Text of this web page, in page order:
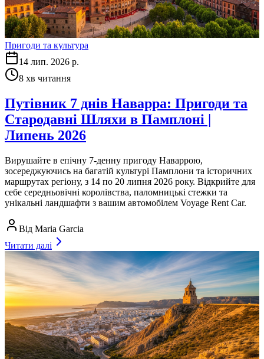
Пригоди та культура
14 лип. 2026 р.
8 хв читання
Путівник 7 днів Наварра: Пригоди та
Стародавні Шляхи в Памплоні |
Липень 2026
Вирушайте в епічну 7-денну пригоду Наваррою,
зосереджуючись на багатій культурі Памплони та історичних
маршрутах регіону, з 14 по 20 липня 2026 року. Відкрийте для
себе середньовічні королівства, паломницькі стежки та
унікальні ландшафти з вашим автомобілем Voyage Rent Car.
Від Maria Garcia
Читати далі